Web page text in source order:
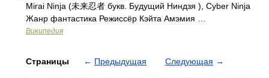
Mirai Ninja (未来忍者 букв. Будущий Ниндзя ), Cyber Ninja
Жанр фантастика Режиссёр Кэйта Амэмия …
Википедия
Страницы ← Предыдущая Следующая →